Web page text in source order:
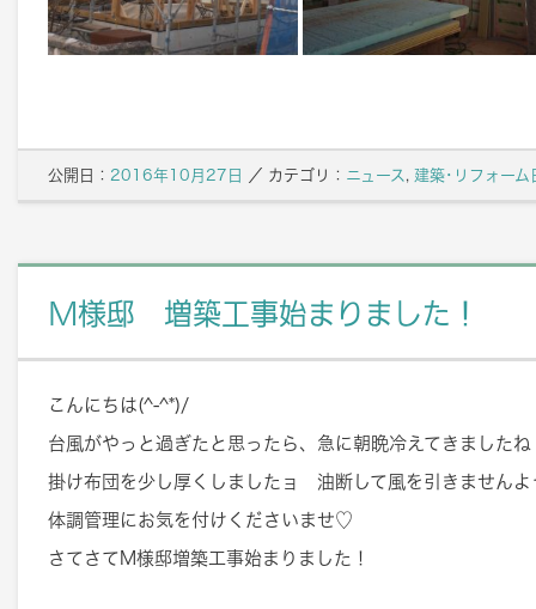
公開日： 2016年10月27日 ／ カテゴリ： ニュース , 建築･リフォーム
M様邸 増築工事始まりました！
こんにちは(^-^*)/
台風がやっと過ぎたと思ったら、急に朝晩冷えてきました
掛け布団を少し厚くしましたョ 油断して風を引きませんよ
体調管理にお気を付けくださいませ♡
さてさてM様邸増築工事始まりました！